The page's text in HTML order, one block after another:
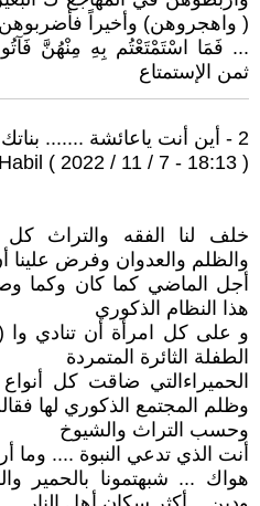
( واهجروهن) وأخيراً فأضربوهن
... فَمَا اسْتَمْتَعْتُم بِهِ مِنْهُنَّ
ثمن الإستمتاع
2 - أين أنت ياعائشة ....... بناتك نصف أموات
( 2022 / 11 / 7 - 18:13 )
خلف لنا الفقه والتراث
والظلم والعدوان وفرض
أجل الماضي كما كان وكما
هذا النظام الذكوري
و على كل امرأة أن تنادي
الطفلة الثائرة المتمردة
الحميراءالتي ضاقت كل أنواع
وظلم المجتمع الذكوري لها
وحسب التراث والشيوخ
أنت الذي تدعي النبوة ....
هواك ... شبهتمونا بالحمير